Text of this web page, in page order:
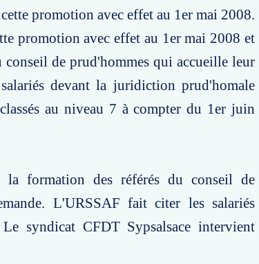
promotion avec effet au 1er mai 2008.
promotion avec effet au 1er mai 2008 et
conseil de prud'hommes qui accueille leur
devant la juridiction prud'homale
au niveau 7 à compter du 1er juin
la formation des référés du conseil de
L'URSSAF fait citer les salariés
syndicat CFDT Sypsalsace intervient